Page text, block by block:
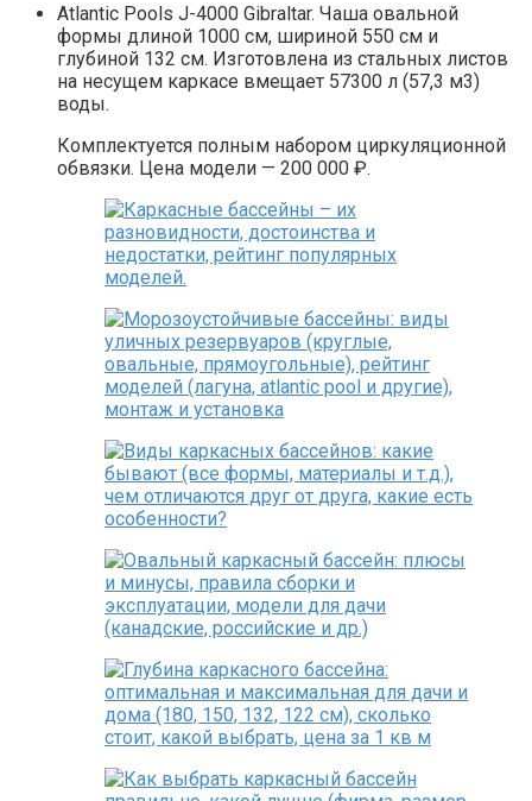
Atlantic Pools J-4000 Gibraltar. Чаша овальной
формы длиной 1000 см, шириной 550 см и
глубиной 132 см. Изготовлена из стальных листов
на несущем каркасе вмещает 57300 л (57,3 м3)
воды.
Комплектуется полным набором циркуляционной
обвязки. Цена модели — 200 000 ₽.